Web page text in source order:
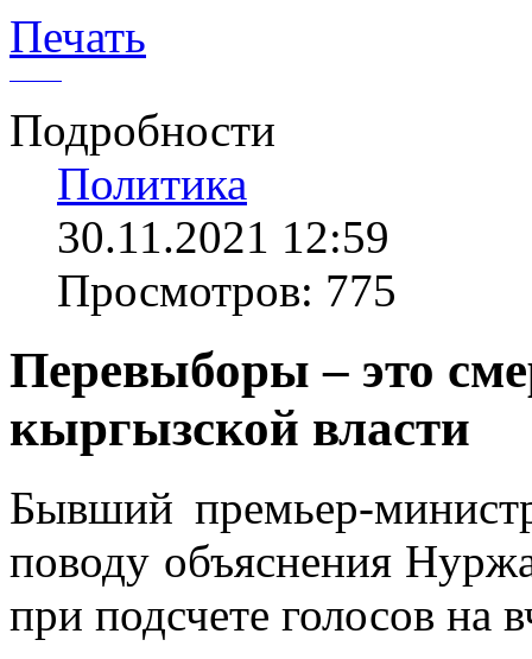
Печать
Подробности
Политика
30.11.2021 12:59
Просмотров: 775
Перевыборы – это
кыргызской власти
Бывший премьер-
поводу объяснения
при подсчете голосов на